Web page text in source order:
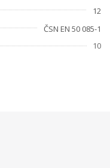
12
ČSN EN 50 085-1
10